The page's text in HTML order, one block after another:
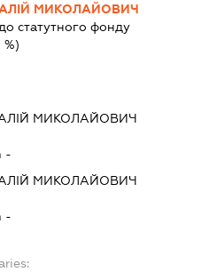
МИКОЛАЙОВИЧ
статутного фонду
%)
МИКОЛАЙОВИЧ
-
МИКОЛАЙОВИЧ
-